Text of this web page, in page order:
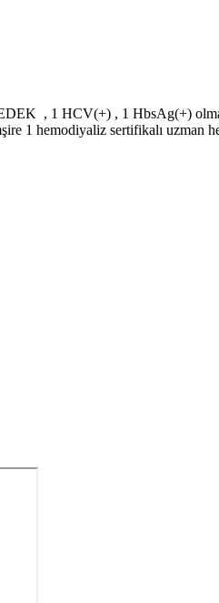
, 1 HCV(+) , 1 HbsAg(+)
1 hemodiyaliz sertifikalı uzman